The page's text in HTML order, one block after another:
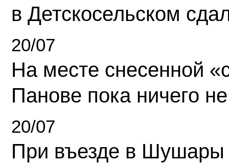
в Детскосельском
20/07
На месте снесенной
Панове пока ничего
20/07
При въезде в Шушары